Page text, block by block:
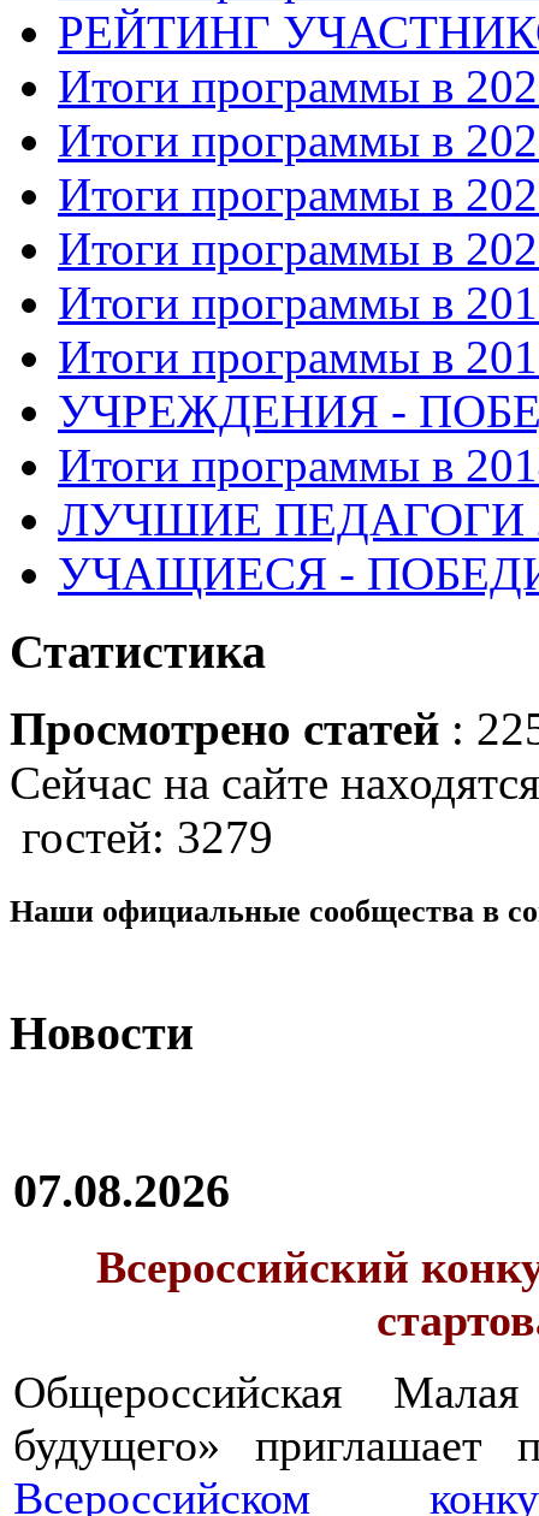
РЕЙТИНГ
Итоги программы в
Итоги программы в
Итоги программы в
Итоги программы в
Итоги программы в
Итоги программы в
УЧРЕЖДЕНИЯ -
Итоги программы в
ЛУЧШИЕ ПЕДАГОГИ
УЧАЩИЕСЯ -
Статистика
Просмотрено статей :
Сейчас на сайте
гостей: 3279
Наши официальные сообщества в
Новости
07.08.2026
Всероссийский
Общероссийская
будущего» приглашает
Всероссийском